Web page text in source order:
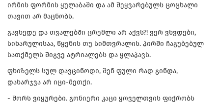
ირმის ფორმის ყულაბაში და ამ შეყვარებულს ცოცხალი
თავით არ მაცნობს.
გავხედე და თვალებში ცრემლი არ აქვს?! ვერ ვხვდები,
სიხარულისაა, წყენის თუ სიმთვრალის. პირში ჩაგუბებულ
სათქმელს შიგვე ატრიალებს და ყლაპავს.
ფხიზელს სულ დავცინოდი, შენ ფული რად გინდა,
დახარჯვა არ იცი-მეთქი.
- შორს ვიყურები. გონიერი კაცი ყოველთვის ფიქრობს